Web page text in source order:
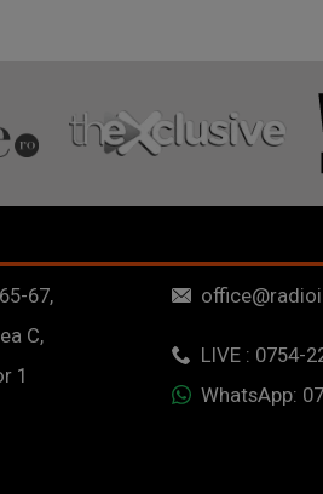
67,
C,
1
LIVE : 0754-
WhatsApp: